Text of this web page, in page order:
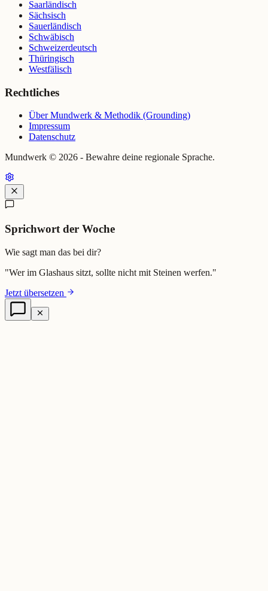
Saarländisch
Sächsisch
Sauerländisch
Schwäbisch
Schweizerdeutsch
Thüringisch
Westfälisch
Rechtliches
Über Mundwerk & Methodik (Grounding)
Impressum
Datenschutz
Mundwerk © 2026 - Bewahre deine regionale Sprache.
Sprichwort der Woche
Wie sagt man das bei dir?
"Wer im Glashaus sitzt, sollte nicht mit Steinen werfen."
Jetzt übersetzen